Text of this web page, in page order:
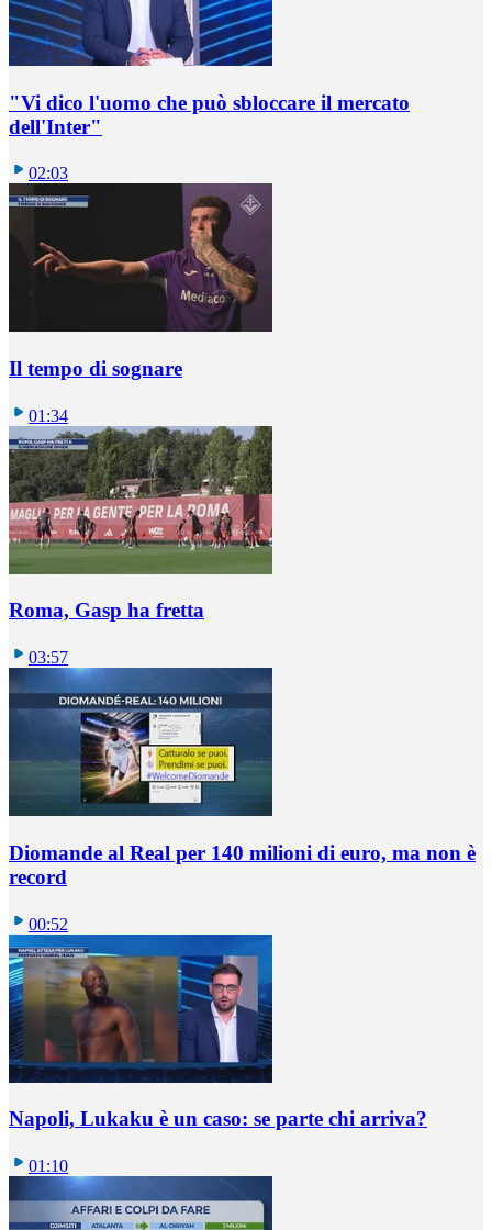
"Vi dico l'uomo che può sbloccare il mercato
dell'Inter"
02:03
Il tempo di sognare
01:34
Roma, Gasp ha fretta
03:57
Diomande al Real per 140 milioni di euro, ma non è
record
00:52
Napoli, Lukaku è un caso: se parte chi arriva?
01:10